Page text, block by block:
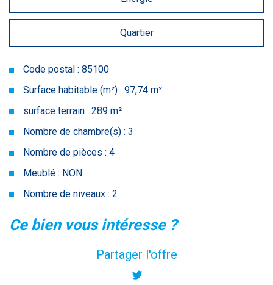
Quartier
Code postal : 85100
Surface habitable (m²) : 97,74 m²
surface terrain : 289 m²
Nombre de chambre(s) : 3
Nombre de pièces : 4
Meublé : NON
Nombre de niveaux : 2
la ville de les sables-d'olonne
ce bien vous intéresse ?
Partager l'offre